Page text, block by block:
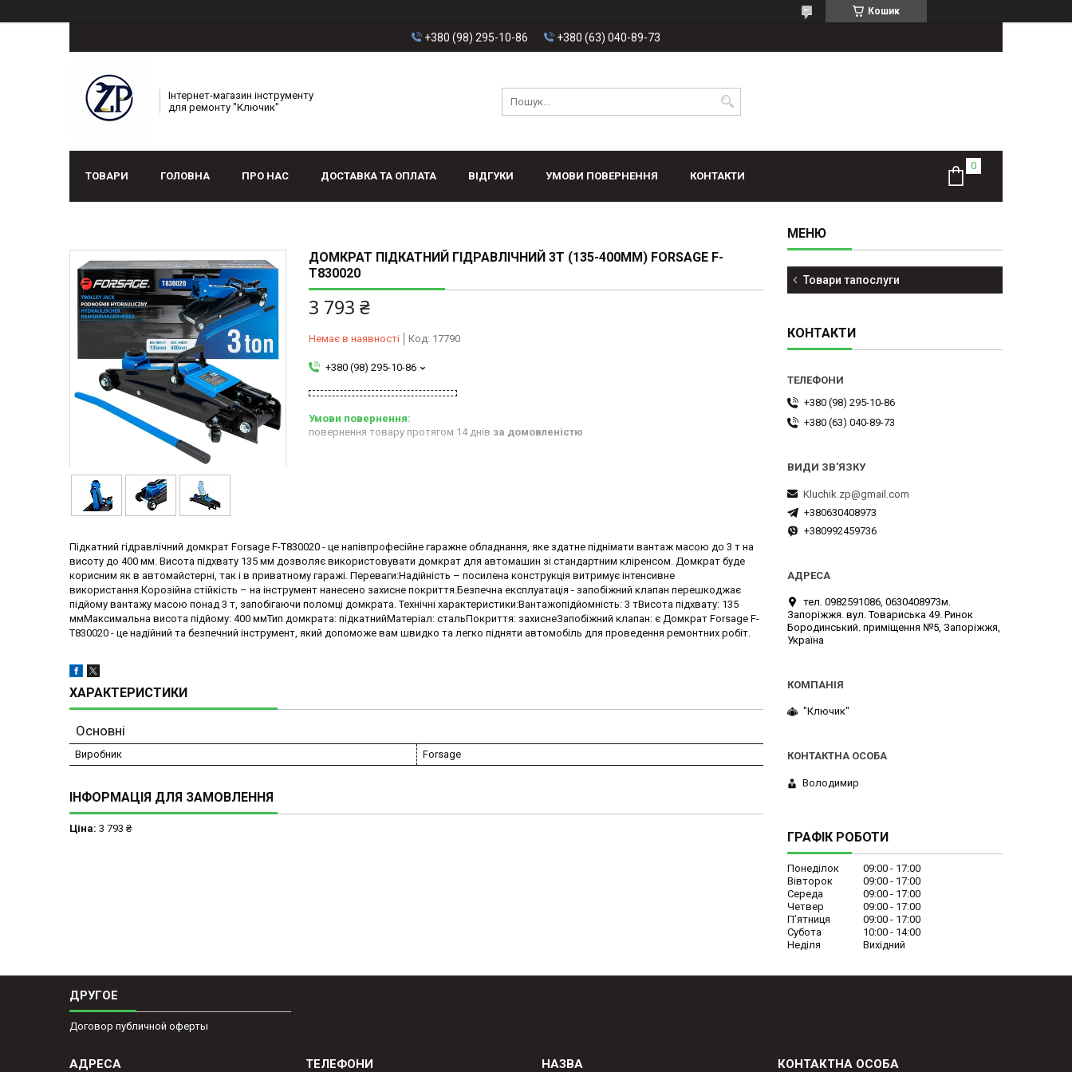
Кошик
+380 (98) 295-10-86 +380 (63) 040-89-73
Інтернет-магазин інструменту
для ремонту "Ключик"
ТОВАРИ ГОЛОВНА ПРО НАС ДОСТАВКА ТА ОПЛАТА ВІДГУКИ УМОВИ ПОВЕРНЕННЯ КОНТАКТИ
ДОМКРАТ ПІДКАТНИЙ ГІДРАВЛІЧНИЙ 3Т (135-400ММ) FORSAGE F-
T830020
3 793 ₴
Немає в наявності Код: 17790
+380 (98) 295-10-86
повернення товару протягом 14 днів за домовленістю
Підкатний гідравлічний домкрат Forsage F-T830020 - це напівпрофесійне гаражне обладнання, яке здатне піднімати вантаж масою до 3 т на
висоту до 400 мм. Висота підхвату 135 мм дозволяє використовувати домкрат для автомашин зі стандартним кліренсом. Домкрат буде
корисним як в автомайстерні, так і в приватному гаражі. Переваги:Надійність – посилена конструкція витримує інтенсивне
використання.Корозійна стійкість – на інструмент нанесено захисне покриття.Безпечна експлуатація - запобіжний клапан перешкоджає
підйому вантажу масою понад 3 т, запобігаючи поломці домкрата. Технічні характеристики:Вантажопідйомність: 3 тВисота підхвату: 135
ммМаксимальна висота підйому: 400 ммТип домкрата: підкатнийМатеріал: стальПокриття: захиснеЗапобіжний клапан: є Домкрат Forsage F-
T830020 - це надійний та безпечний інструмент, який допоможе вам швидко та легко підняти автомобіль для проведення ремонтних робіт.
ХАРАКТЕРИСТИКИ
Основні
Виробник Forsage
ІНФОРМАЦІЯ ДЛЯ ЗАМОВЛЕННЯ
Ціна: 3 793 ₴
Товари тапослуги
КОНТАКТИ
+380 (98) 295-10-86
+380 (63) 040-89-73
Kluchik.zp@gmail.com
+380630408973
+380992459736
тел. 0982591086, 0630408973м.
Запоріжжя. вул. Товариська 49. Ринок
Бородинський. приміщення №5, Запоріжжя,
Україна
"Ключик"
Володимир
ГРАФІК РОБОТИ
Понеділок 09:00
17:00
Вівторок
09:00
17:00
Середа
09:00
17:00
Четвер
09:00
17:00
Пʼятниця
09:00
17:00
Субота
10:00
14:00
Неділя
Вихідний
ДРУГОЕ
Договор публичной оферты